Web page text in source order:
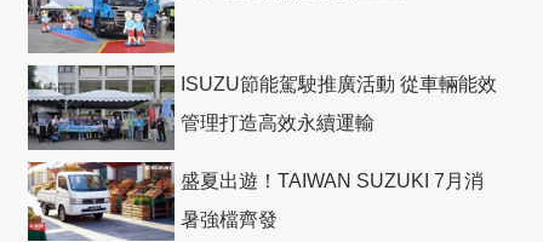
ISUZU節能駕駛推廣活動 從車輛能效
管理打造高效永續運輸
盛夏出遊！TAIWAN SUZUKI 7月消
暑強檔齊發